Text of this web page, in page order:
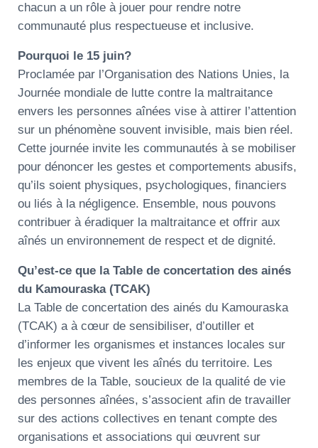
chacun a un rôle à jouer pour rendre notre
communauté plus respectueuse et inclusive.
Pourquoi le 15 juin?
Proclamée par l’Organisation des Nations Unies, la
Journée mondiale de lutte contre la maltraitance
envers les personnes aînées vise à attirer l’attention
sur un phénomène souvent invisible, mais bien réel.
Cette journée invite les communautés à se mobiliser
pour dénoncer les gestes et comportements abusifs,
qu’ils soient physiques, psychologiques, financiers
ou liés à la négligence. Ensemble, nous pouvons
contribuer à éradiquer la maltraitance et offrir aux
aînés un environnement de respect et de dignité.
Qu’est-ce que la Table de concertation des ainés
du Kamouraska (TCAK)
La Table de concertation des ainés du Kamouraska
(TCAK) a à cœur de sensibiliser, d’outiller et
d’informer les organismes et instances locales sur
les enjeux que vivent les aînés du territoire. Les
membres de la Table, soucieux de la qualité de vie
des personnes aînées, s’associent afin de travailler
sur des actions collectives en tenant compte des
organisations et associations qui œuvrent sur